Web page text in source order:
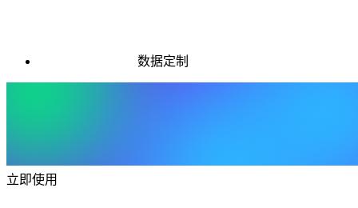
数据定制
立即使用